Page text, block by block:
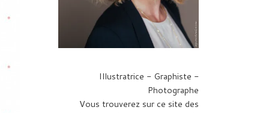
Illustratrice - Graphiste -
Photographe
Vous trouverez sur ce site des